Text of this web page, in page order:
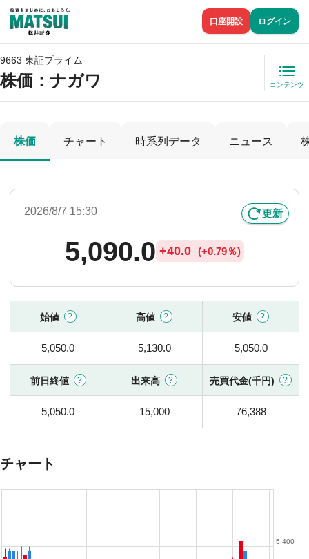
口座開設 ログイン
9663 東証プライム
株価 ：ナガワ コンテンツ
株価 チャート 時系列データ ニュース
2026/8/7 15:30 更新
5,090.0 +40.0 (+0.79％)
始値 高値 安値
5,050.0 5,130.0 5,050.0
前日終値 出来高 売買代金(千円)
5,050.0 15,000 76,388
チャート
5,400